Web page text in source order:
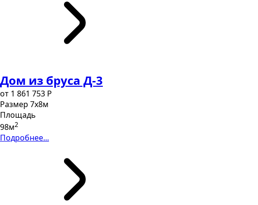
Дом из бруса Д-3
от 1 861 753 P
Размер 7х8м
Площадь
98м2
Подробнее...